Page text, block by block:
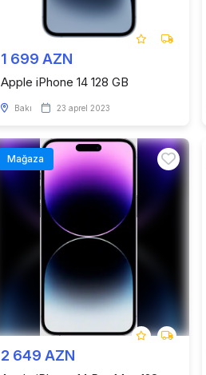
1 699 AZN
Apple iPhone 14 128 GB
Bakı 23 aprel 2023
Mağaza
2 649 AZN